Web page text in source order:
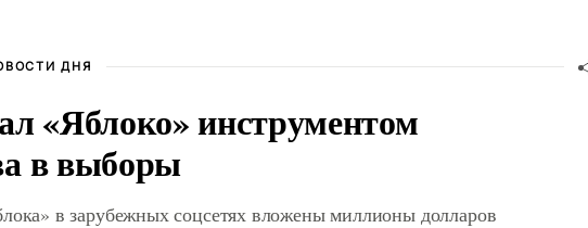
ДНЯ
«Яблоко» инструментом
в выборы
в зарубежных соцсетях вложены миллионы долларов